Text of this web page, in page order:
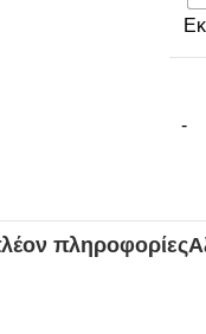
πληροφορίες